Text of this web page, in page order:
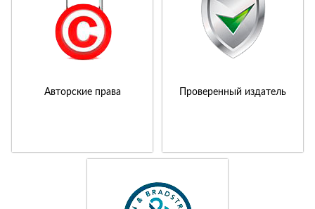
Авторские права Проверенный издатель